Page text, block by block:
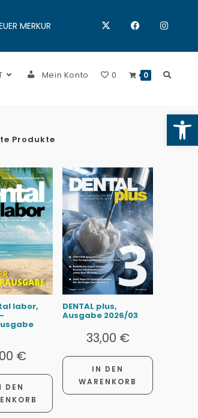
MERKUR
Mein Konto 0 0
Produkte
labor,
€
DEN
DENTAL plus,
Ausgabe 2026/03
33,00 €
IN DEN
WARENKORB